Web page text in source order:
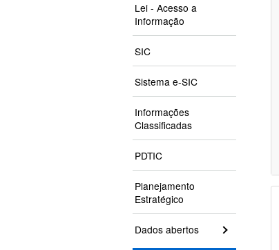
Lei - Acesso a
Informação
SIC
Sistema e-SIC
Informações
Classificadas
PDTIC
Planejamento
Estratégico
Dados abertos